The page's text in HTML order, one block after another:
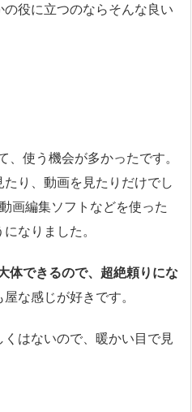
役に立つのならそんな良い
使う機会が多かったです。
り、動画を見たりだけでし
画編集ソフトなどを使った
なりました。
体できるので、超絶頼りにな
な感じが好きです。
はないので、暖かい目で見